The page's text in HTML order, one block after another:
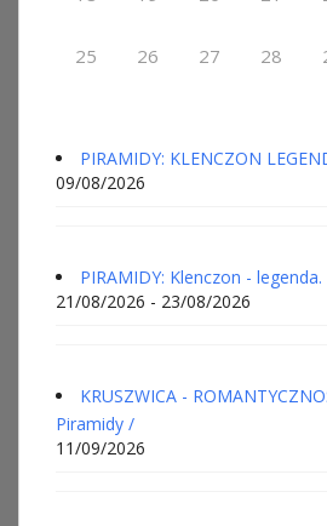
25 26 27 28
PIRAMIDY: KLENCZON
09/08/2026
PIRAMIDY: Klenczon -
21/08/2026 - 23/08/2026
KRUSZWICA -
Piramidy /
11/09/2026